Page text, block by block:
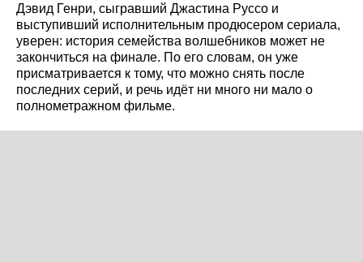
Дэвид Генри, сыгравший Джастина Руссо и
выступивший исполнительным продюсером сериала,
уверен: история семейства волшебников может не
закончиться на финале. По его словам, он уже
присматривается к тому, что можно снять после
последних серий, и речь идёт ни много ни мало о
полнометражном фильме.